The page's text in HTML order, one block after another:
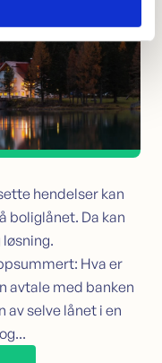
hendelser kan
boliglånet. Da kan
Hva er
avtale med banken
selve lånet i en